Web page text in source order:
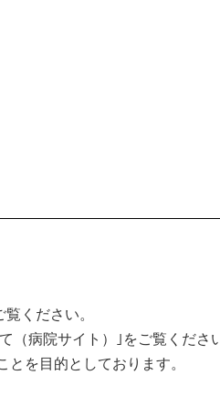
ください。
（病院サイト）｣をご覧くださ
を目的としております。